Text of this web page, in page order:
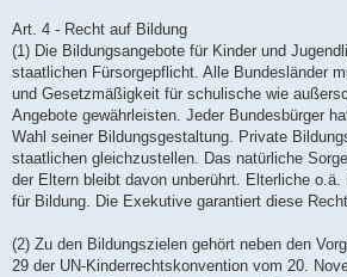
Art. 4 - Recht auf Bildung
(1) Die Bildungsangebote für Kinder und
staatlichen Fürsorgepflicht. Alle Bundesländer
und Gesetzmäßigkeit für schulische wie
Angebote gewährleisten. Jeder Bundesbürger
Wahl seiner Bildungsgestaltung. Private
staatlichen gleichzustellen. Das natürliche
der Eltern bleibt davon unberührt. Elterliche
für Bildung. Die Exekutive garantiert diese
(2) Zu den Bildungszielen gehört neben den
29 der UN-Kinderrechtskonvention vom 20.